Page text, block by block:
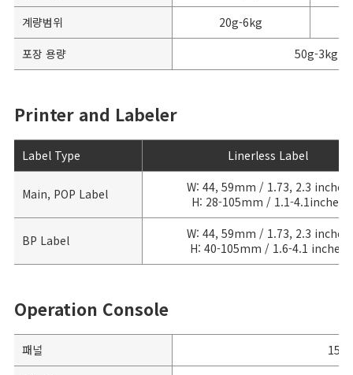
계량범위
20g-6kg
포장 용량
50g-3kg
Printer and Labeler
Label Type Linerless Label
Main, POP Label
W: 44, 59mm / 1.73, 2.3 inches
H: 28-105mm / 1.1-4.1inches
BP Label
W: 44, 59mm / 1.73, 2.3 inches
H: 40-105mm / 1.6-4.1 inches
Operation Console
패널
15